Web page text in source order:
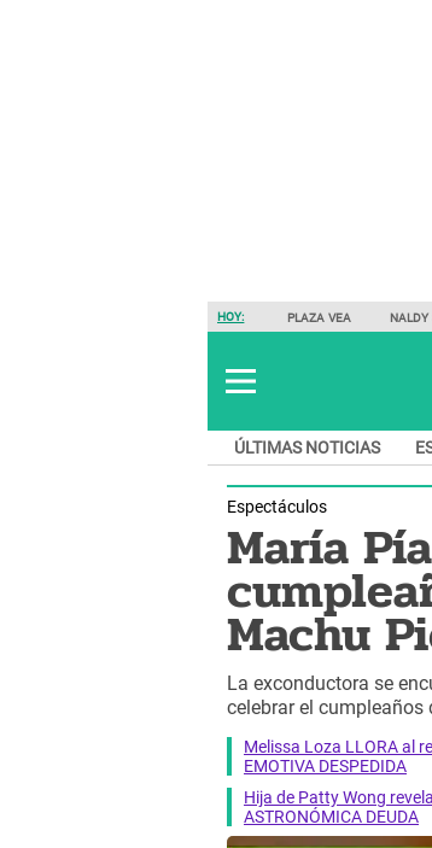
HOY: PLAZA VEA
ÚLTIMAS NOTICIAS
Espectáculos
María
Machu
La exconductora se
celebrar el cumpleaños
Melissa Loza LLORA al
EMOTIVA DESPEDIDA
Hija de Patty Wong
ASTRONÓMICA DEUDA